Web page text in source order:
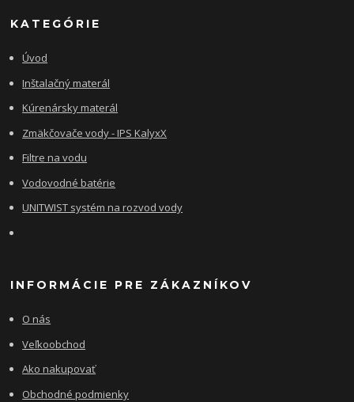
KATEGÓRIE
Úvod
Inštalačný materál
Kúrenársky materál
Zmäkčovače vody - IPS KalyxX
Filtre na vodu
Vodovodné batérie
UNITWIST systém na rozvod vody
INFORMÁCIE PRE ZÁKAZNÍKOV
O nás
Veľkoobchod
Ako nakupovať
Obchodné podmienky